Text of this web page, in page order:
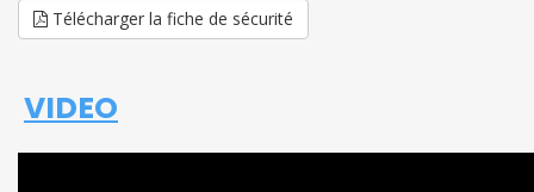
Télécharger la fiche de sécurité
VIDEO